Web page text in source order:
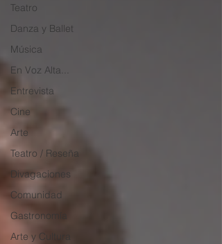
Teatro
Danza y Ballet
Música
En Voz Alta...
Entrevista
Cine
Arte
Teatro / Reseña
Divagaciones
Comunidad
Gastronomía
Arte y Cultura